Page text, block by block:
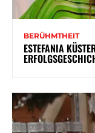
BERÜHMTHEIT
ESTEFANIA